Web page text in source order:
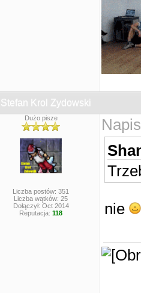
Stefan Krol Zydowski
Dużo pisze
Liczba postów: 351
Liczba wątków: 25
Dołączył: Oct 2014
Reputacja: 118 nie